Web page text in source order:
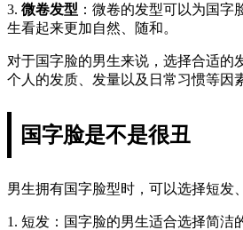
3. 微卷发型 ：微卷的发型可以为国
生看起来更加自然、随和。
对于国字脸的男生来说，选择合适的
个人的发质、发量以及日常习惯等因
国字脸是不是很丑
男生拥有国字脸型时，可以选择短发
1. 短发：国字脸的男生适合选择简洁